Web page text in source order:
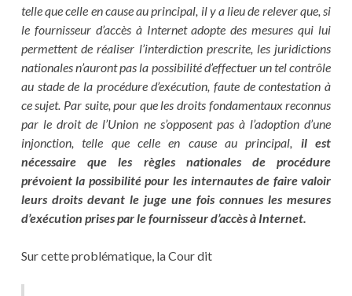
telle que celle en cause au principal, il y a lieu de relever que, si
le fournisseur d’accès à Internet adopte des mesures qui lui
permettent de réaliser l’interdiction prescrite, les juridictions
nationales n’auront pas la possibilité d’effectuer un tel contrôle
au stade de la procédure d’exécution, faute de contestation à
ce sujet. Par suite, pour que les droits fondamentaux reconnus
par le droit de l’Union ne s’opposent pas à l’adoption d’une
injonction, telle que celle en cause au principal,
il est
nécessaire que les règles nationales de procédure
prévoient la possibilité pour les internautes de faire valoir
leurs droits devant le juge une fois connues les mesures
d’exécution prises par le fournisseur d’accès à Internet.
Sur cette problématique, la Cour dit